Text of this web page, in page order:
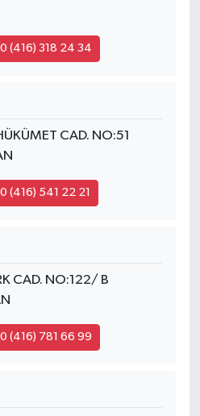
0 (416) 318 24 34
CAD. NO:51
0 (416) 541 22 21
CAD. NO:122/ B
0 (416) 781 66 99